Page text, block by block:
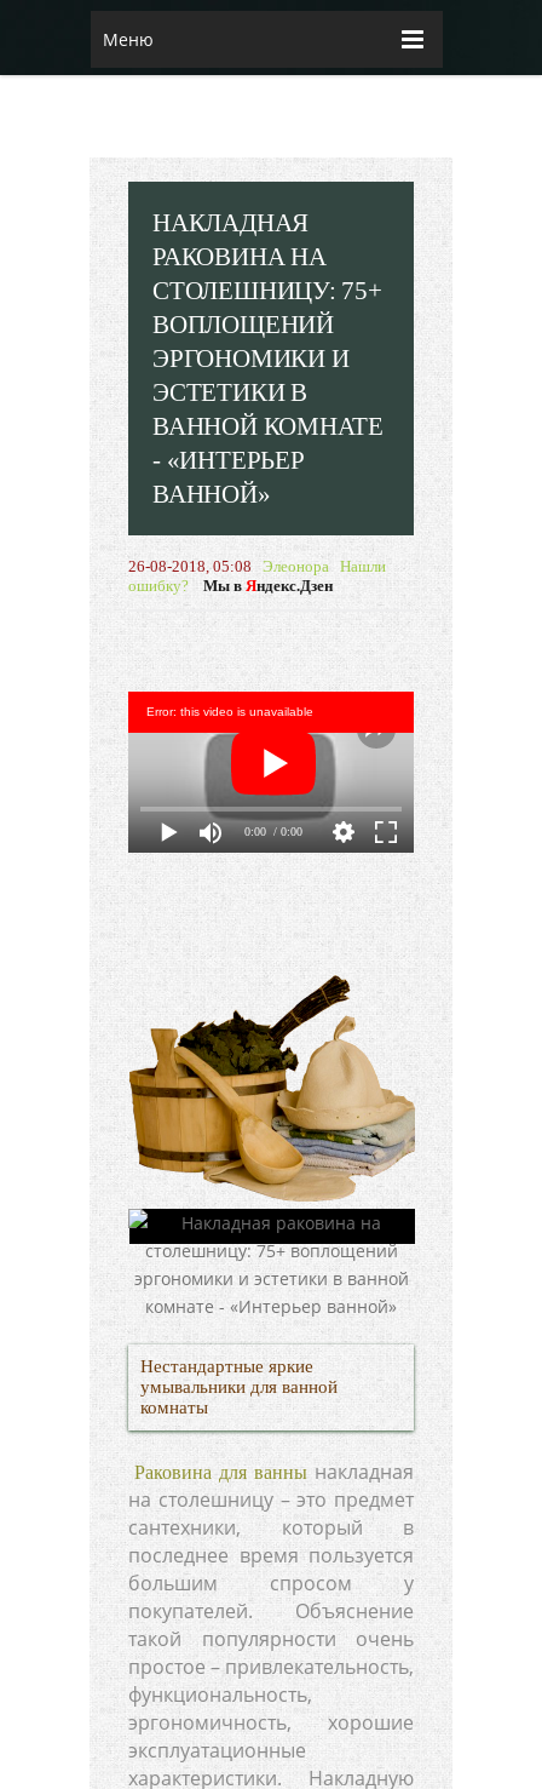
Меню
НАКЛАДНАЯ
РАКОВИНА НА
СТОЛЕШНИЦУ: 75+
ВОПЛОЩЕНИЙ
ЭРГОНОМИКИ И
ЭСТЕТИКИ В
ВАННОЙ КОМНАТЕ
- «ИНТЕРЬЕР
ВАННОЙ»
26-08-2018, 05:08 Элеонора Нашли
ошибку?
Мы вЯндекс.Дзен
0:00 / 0:00
Error: this video is unavailable
Нестандартные яркие
умывальники для ванной
комнаты
Раковина для ванны накладная
на столешницу – это предмет
сантехники, который в
последнее время пользуется
большим спросом у
покупателей. Объяснение
такой популярности очень
простое – привлекательность,
функциональность,
эргономичность, хорошие
эксплуатационные
характеристики. Накладную